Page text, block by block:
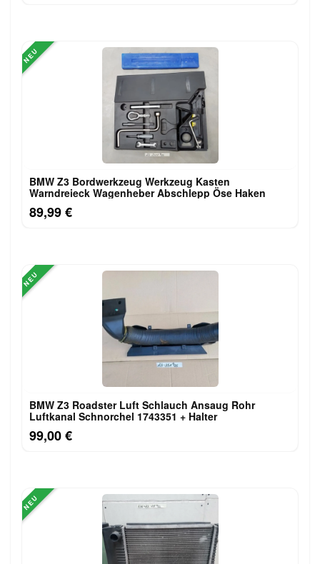
NEU
BMW Z3 Bordwerkzeug Werkzeug Kasten
Warndreieck Wagenheber Abschlepp Öse Haken
89,99 €
NEU
BMW Z3 Roadster Luft Schlauch Ansaug Rohr
Luftkanal Schnorchel 1743351 + Halter
99,00 €
NEU